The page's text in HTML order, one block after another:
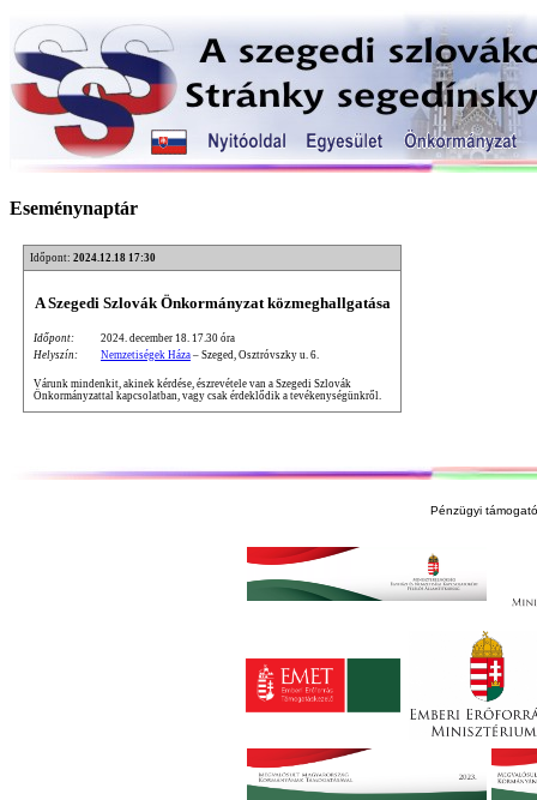
Eseménynaptár
Időpont: 2024.12.18 17:30
A Szegedi Szlovák Önkormányzat közmeghallgatása
Időpont:
2024. december 18. 17.30 óra
Helyszín:
Nemzetiségek Háza – Szeged, Osztróvszky u. 6.
Várunk mindenkit, akinek kérdése, észrevétele van a Szegedi Szlovák
Önkormányzattal kapcsolatban, vagy csak érdeklődik a tevékenységünkről.
Pénzügyi